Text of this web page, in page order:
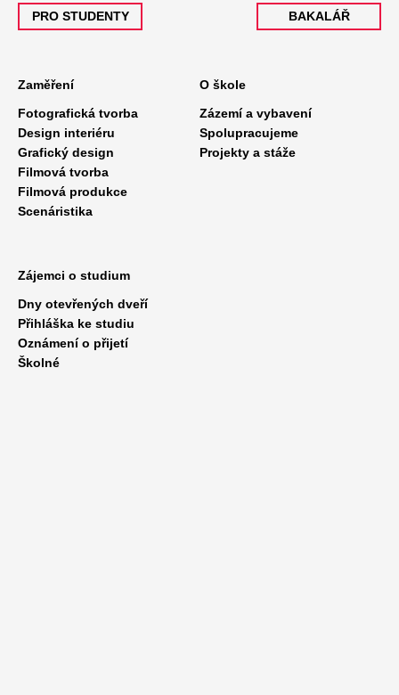
PRO STUDENTY BAKALÁŘ
Zaměření
Fotografická tvorba
Design interiéru
Grafický design
Filmová tvorba
Filmová produkce
Scenáristika
O škole
Zázemí a vybavení
Spolupracujeme
Projekty a stáže
Zájemci o studium
Dny otevřených dveří
Přihláška ke studiu
Oznámení o přijetí
Školné